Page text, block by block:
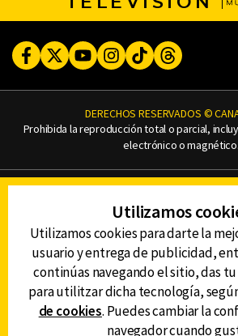
FacebookTwitterYoutubeInstagram
TikTokThreads
DERECHOS RESERVADOS ©
Prohibida la reproducción total o parcial,
electrónico o magnético.
AVISO DE PRIVACIDAD
AVISO LEGAL
DEFENSORÍA DE LAS
DESCARGA LA APP DE
Utilizamos
Utilizamos cookies para darte la
usuario y entrega de publicidad,
continúas navegando el sitio, das
para utilitzar dicha tecnología,
de cookies. Puedes cambiar la
navegador cuando